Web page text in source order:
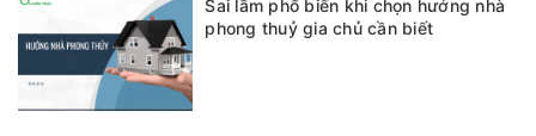
Sai lầm phổ biến khi chọn hướng nhà
phong thuỷ gia chủ cần biết